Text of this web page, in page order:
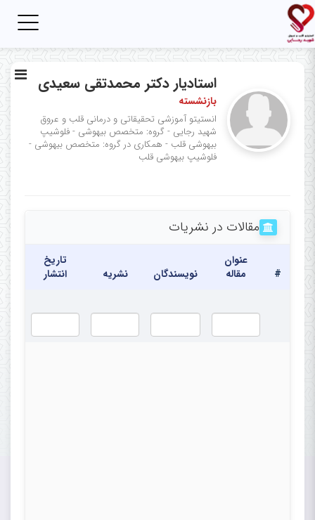
استادیار دکتر محمدتقی سعیدی
بازنشسته
انستیتو آموزشی تحقیقاتی و درمانی قلب و عروق
شهید رجایی - گروه: متخصص بیهوشی - فلوشیپ
بیهوشی قلب - همکاری در گروه: متخصص بیهوشی -
فلوشیپ بیهوشی قلب
مقالات در نشریات
#
عنوان
مقاله
نویسندگان نشریه
تاریخ
انتشار